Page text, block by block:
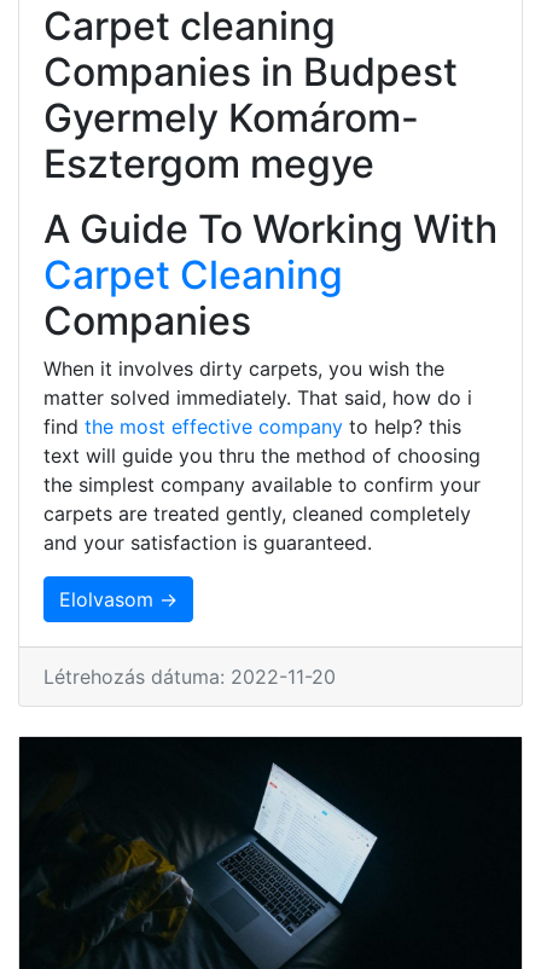
Carpet cleaning
Companies in Budpest
Gyermely Komárom-
Esztergom megye
A Guide To Working With
Carpet Cleaning
Companies
When it involves dirty carpets, you wish the
matter solved immediately. That said, how do i
find the most effective company to help? this
text will guide you thru the method of choosing
the simplest company available to confirm your
carpets are treated gently, cleaned completely
and your satisfaction is guaranteed.
Elolvasom →
Létrehozás dátuma: 2022-11-20